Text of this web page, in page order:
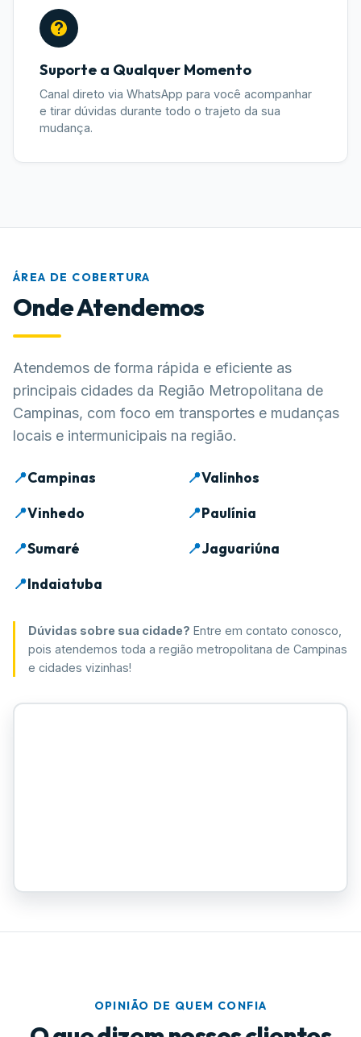
Suporte a Qualquer Momento
Canal direto via WhatsApp para você acompanhar
e tirar dúvidas durante todo o trajeto da sua
mudança.
ÁREA DE COBERTURA
Onde Atendemos
Atendemos de forma rápida e eficiente as
principais cidades da Região Metropolitana de
Campinas, com foco em transportes e mudanças
locais e intermunicipais na região.
📍Campinas 📍Valinhos
📍Vinhedo 📍Paulínia
📍Sumaré 📍Jaguariúna
📍Indaiatuba
Dúvidas sobre sua cidade? Entre em contato conosco,
pois atendemos toda a região metropolitana de Campinas
e cidades vizinhas!
OPINIÃO DE QUEM CONFIA